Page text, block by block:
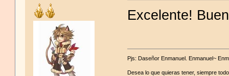
Excelente!
Pjs: Daseñor Enmanuel. Enmanuel~
Desea lo que quieras tener, siempre